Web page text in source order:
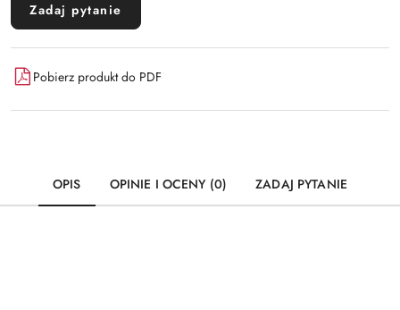
Zadaj pytanie
Pobierz produkt do PDF
OPIS OPINIE I OCENY (0) ZADAJ PYTANIE